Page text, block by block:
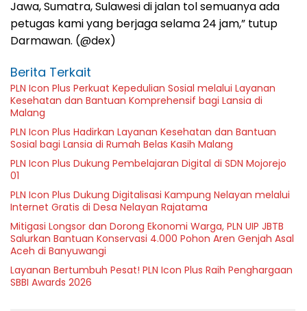
Jawa, Sumatra, Sulawesi di jalan tol semuanya ada
petugas kami yang berjaga selama 24 jam,” tutup
Darmawan. (@dex)
Berita Terkait
PLN Icon Plus Perkuat Kepedulian Sosial melalui Layanan
Kesehatan dan Bantuan Komprehensif bagi Lansia di
Malang
PLN Icon Plus Hadirkan Layanan Kesehatan dan Bantuan
Sosial bagi Lansia di Rumah Belas Kasih Malang
PLN Icon Plus Dukung Pembelajaran Digital di SDN Mojorejo
01
PLN Icon Plus Dukung Digitalisasi Kampung Nelayan melalui
Internet Gratis di Desa Nelayan Rajatama
Mitigasi Longsor dan Dorong Ekonomi Warga, PLN UIP JBTB
Salurkan Bantuan Konservasi 4.000 Pohon Aren Genjah Asal
Aceh di Banyuwangi
Layanan Bertumbuh Pesat! PLN Icon Plus Raih Penghargaan
SBBI Awards 2026